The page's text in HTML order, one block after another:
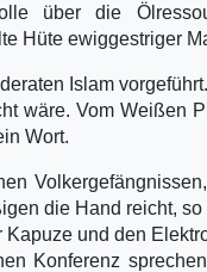
über die
Hüte ewiggestriger
Islam
wäre. Vom Weißen
Wort.
die Hand reicht,
und den
Konferenz